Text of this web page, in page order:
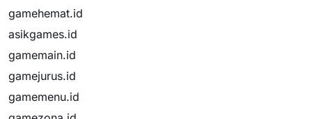
gamehemat.id
asikgames.id
gamemain.id
gamejurus.id
gamemenu.id